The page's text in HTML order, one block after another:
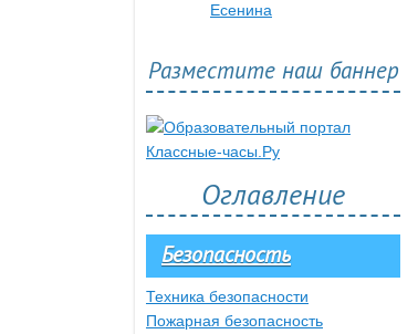
Есенина
Разместите наш баннер
Оглавление
Безопасность
Техника безопасности
Пожарная безопасность